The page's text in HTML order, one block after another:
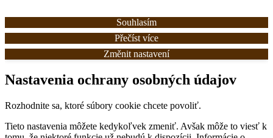
Souhlasím
Přečíst více
Změnit nastavení
Nastavenia ochrany osobných údajov
Rozhodnite sa, ktoré súbory cookie chcete povoliť.
Tieto nastavenia môžete kedykoľvek zmeniť. Avšak môže to viesť k